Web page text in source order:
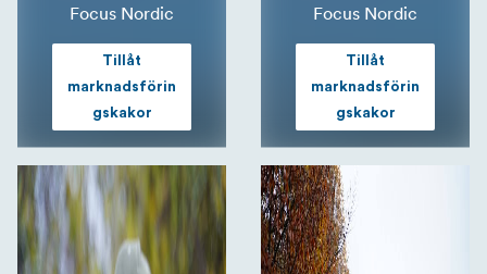
Focus Nordic
Tillåt
marknadsförin
gskakor
Focus Nordic
Tillåt
marknadsförin
gskakor